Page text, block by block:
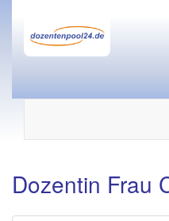
Dozentin Frau